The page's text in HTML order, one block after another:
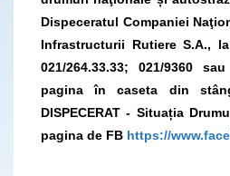
Dispeceratul Companiei
Infrastructurii Rutiere S.A.,
021/264.33.33; 021/9360
pagina în caseta din
DISPECERAT - Situația
pagina de FB https://